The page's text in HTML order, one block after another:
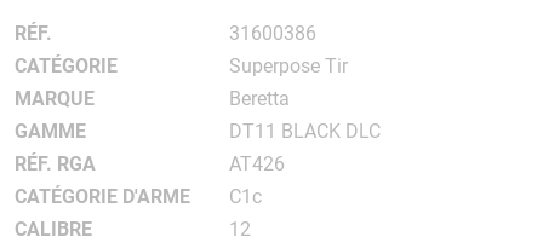
RÉF.
31600386
CATÉGORIE
Superpose Tir
MARQUE
Beretta
GAMME
DT11 BLACK DLC
RÉF. RGA
AT426
CATÉGORIE D'ARME
C1c
CALIBRE
12